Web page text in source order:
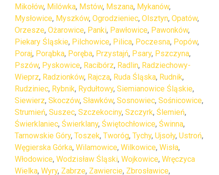
Mikołów, Milówka, Mstów, Mszana, Mykanów,
Mysłowice, Myszków, Ogrodzieniec, Olsztyn, Opatów,
Orzesze, Ożarowice, Panki, Pawłowice, Pawonków,
Piekary Śląskie, Pilchowice, Pilica, Poczesna, Popów,
Poraj, Porąbka, Poręba, Przystajń, Psary, Pszczyna,
Pszów, Pyskowice, Racibórz, Radlin, Radziechowy-
Wieprz, Radzionków, Rajcza, Ruda Śląska, Rudnik,
Rudziniec, Rybnik, Rydułtowy, Siemianowice Śląskie,
Siewierz, Skoczów, Sławków, Sosnowiec, Sośnicowice,
Strumień, Suszec, Szczekociny, Szczyrk, Ślemień,
Świerklaniec, Świerklany, Świętochłowice, Świnna,
Tarnowskie Góry, Toszek, Tworóg, Tychy, Ujsoły, Ustroń,
Węgierska Górka, Wilamowice, Wilkowice, Wisła,
Włodowice, Wodzisław Śląski, Wojkowice, Wręczyca
Wielka, Wyry, Zabrze, Zawiercie, Zbrosławice,